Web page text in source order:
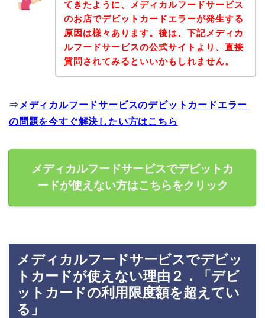
てきたように、メディカルフードサービス
のお店でデビットカードエラーが発生する
原因は様々あります。後は、下記メディカ
ルフードサービスの公式サイトより、直接
質問されてみるといいかもしれません。
⇒ メディカルフードサービスのデビットカードエラー
の問題を今すぐ解決したい方はこちら
メディカルフードサービスでデビットカ
ードが使えない方はこちらをクリック
メディカルフードサービスでデビッ
トカードが使えない理由２．「デビ
ットカードの利用限度額を超えてい
る」